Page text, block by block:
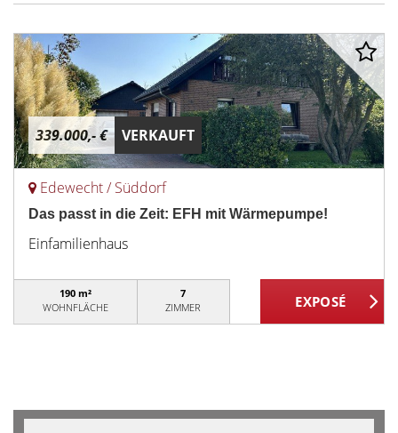
339.000,- € VERKAUFT
Edewecht / Süddorf
Das passt in die Zeit: EFH mit Wärmepumpe!
Einfamilienhaus
190 m²
WOHNFLÄCHE
7
ZIMMER